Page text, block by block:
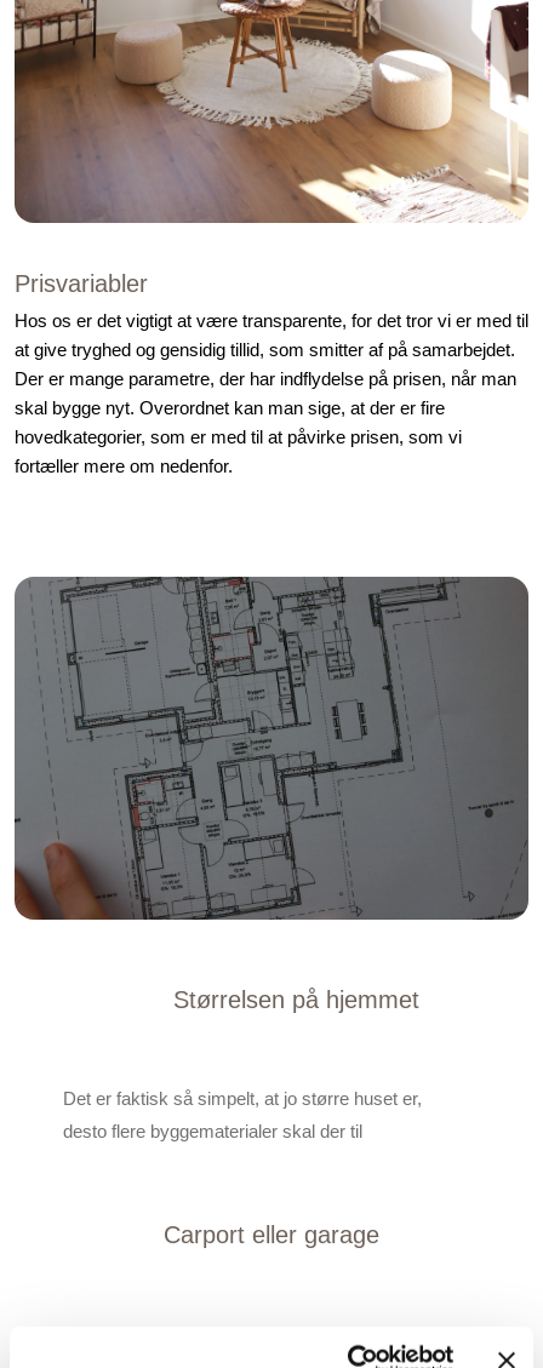
Prisvariabler
Hos os er det vigtigt at være transparente, for det tror vi er med til
at give tryghed og gensidig tillid, som smitter af på samarbejdet.
Der er mange parametre, der har indflydelse på prisen, når man
skal bygge nyt. Overordnet kan man sige, at der er fire
hovedkategorier, som er med til at påvirke prisen, som vi
fortæller mere om nedenfor.
Størrelsen på hjemmet
Det er faktisk så simpelt, at jo større huset er,
desto flere byggematerialer skal der til
Carport eller garage
omkostninger af to simple årsager. For det første kræver en